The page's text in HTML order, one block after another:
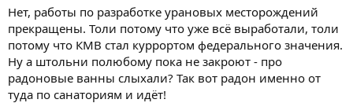
Нет, работы по разработке урановых месторождений
прекращены. Толи потому что уже всё выработали, толи
потому что КМВ стал куррортом федерального значения.
Ну а штольни полюбому пока не закроют - про
радоновые ванны слыхали? Так вот радон именно от
туда по санаториям и идёт!